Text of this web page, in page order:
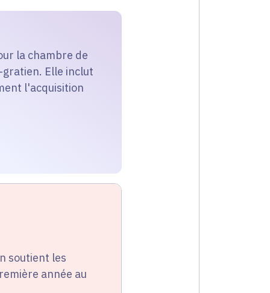
la chambre de
Elle inclut
l'acquisition
soutient les
année au